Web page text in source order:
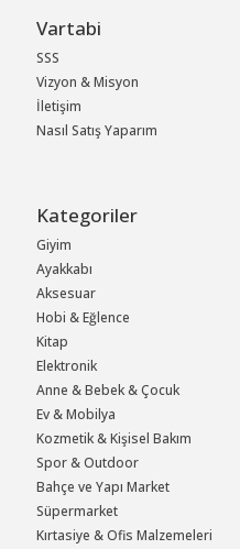
Vartabi
SSS
Vizyon & Misyon
İletişim
Nasıl Satış Yaparım
Kategoriler
Giyim
Ayakkabı
Aksesuar
Hobi & Eğlence
Kitap
Elektronik
Anne & Bebek & Çocuk
Ev & Mobilya
Kozmetik & Kişisel Bakım
Spor & Outdoor
Bahçe ve Yapı Market
Süpermarket
Kırtasiye & Ofis Malzemeleri